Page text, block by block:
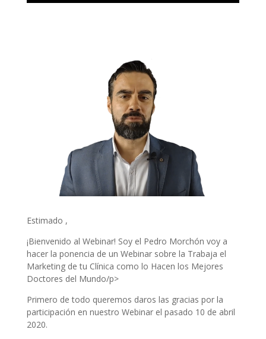
Estimado ,
¡Bienvenido al Webinar! Soy el Pedro Morchón voy a
hacer la ponencia de un Webinar sobre la Trabaja el
Marketing de tu Clínica como lo Hacen los Mejores
Doctores del Mundo/p>
Primero de todo queremos daros las gracias por la
participación en nuestro Webinar el pasado 10 de abril
2020.